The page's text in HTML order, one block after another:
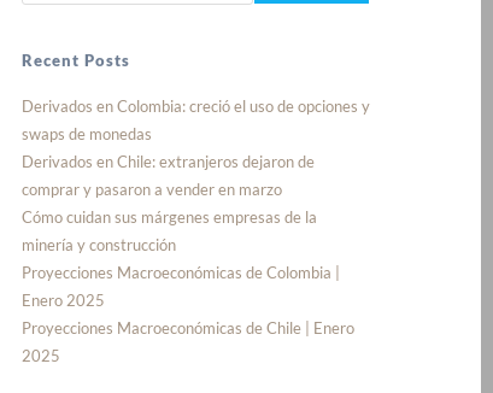
Recent Posts
Derivados en Colombia: creció el uso de opciones y
swaps de monedas
Derivados en Chile: extranjeros dejaron de
comprar y pasaron a vender en marzo
Cómo cuidan sus márgenes empresas de la
minería y construcción
Proyecciones Macroeconómicas de Colombia |
Enero 2025
Proyecciones Macroeconómicas de Chile | Enero
2025